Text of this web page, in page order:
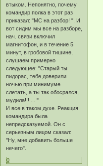
втыком. Непонятно, почему
командир полка в этот раз
приказал: "МС на разбор! ". И
вот сидим мы все на разборе,
нач. связи включил
магнитофон, и в течение 5
минут, в гробовой тишине,
слушаем примерно
следующее: "Старый ты
пидорас, тебе доверили
ночью при минимуме
слетать, а ты так обосрался,
мудила!!! ... "
И все в таком духе. Реакция
командира была
непредсказуемой. Он с
серьезным лицом сказал:
"Ну, мне добавить больше
нечего".
0